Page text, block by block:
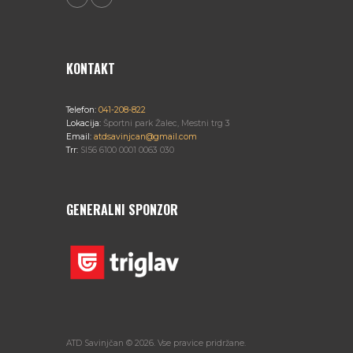
KONTAKT
Telefon: 041-208-822
Lokacija: Športni park Žalec, Mestni trg 3
Email: atdsavinjcan@gmail.com
Trr: SI56 6100 0001 0063 030
GENERALNI SPONZOR
ATD Savinjčan © 2026. Vse pravice pridržane.